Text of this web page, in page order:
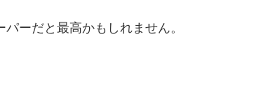
ーだと最高かもしれません。